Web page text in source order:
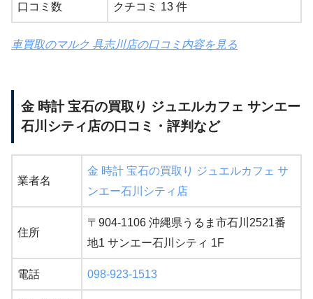
口コミ数 クチコミ 13 件
車買取のマルク 具志川店の口コミ内容を見る
金 時計 宝石の買取り ジュエルカフェ サンエー
石川シティ店の口コミ・評判など
業者名
金 時計 宝石の買取り ジュエルカフェ サ
ンエー石川シティ店
住所
〒904-1106 沖縄県うるま市石川2521番
地1 サンエー石川シティ 1F
電話 098-923-1513